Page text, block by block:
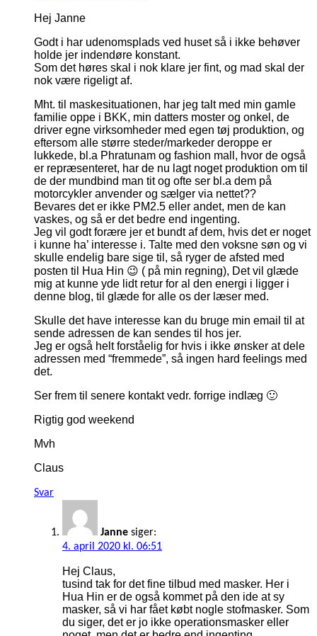
Hej Janne
Godt i har udenomsplads ved huset så i ikke behøver
holde jer indendøre konstant.
Som det høres skal i nok klare jer fint, og mad skal der
nok være rigeligt af.
Mht. til maskesituationen, har jeg talt med min gamle
familie oppe i BKK, min datters moster og onkel, de
driver egne virksomheder med egen tøj produktion, og
eftersom alle større steder/markeder deroppe er
lukkede, bl.a Phratunam og fashion mall, hvor de også
er repræsenteret, har de nu lagt noget produktion om til
de der mundbind man tit og ofte ser bl.a dem på
motorcykler anvender og sælger via nettet??
Bevares det er ikke PM2.5 eller andet, men de kan
vaskes, og så er det bedre end ingenting.
Jeg vil godt forære jer et bundt af dem, hvis det er noget
i kunne ha’ interesse i. Talte med den voksne søn og vi
skulle endelig bare sige til, så ryger de afsted med
posten til Hua Hin 😉 ( på min regning), Det vil glæde
mig at kunne yde lidt retur for al den energi i ligger i
denne blog, til glæde for alle os der læser med.
Skulle det have interesse kan du bruge min email til at
sende adressen de kan sendes til hos jer.
Jeg er også helt forståelig for hvis i ikke ønsker at dele
adressen med “fremmede”, så ingen hard feelings med
det.
Ser frem til senere kontakt vedr. forrige indlæg 🙂
Rigtig god weekend
Mvh
Claus
Svar
Janne siger:
4. april 2020 kl. 06:51
Hej Claus,
tusind tak for det fine tilbud med masker. Her i
Hua Hin er de også kommet på den ide at sy
masker, så vi har fået købt nogle stofmasker. Som
du siger, det er jo ikke operationsmasker eller